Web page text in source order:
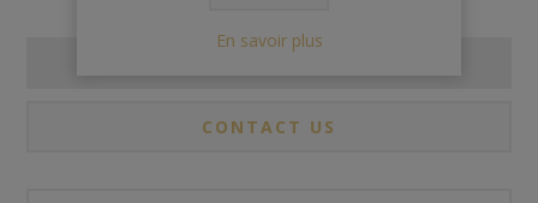
CONTACT US
En savoir plus